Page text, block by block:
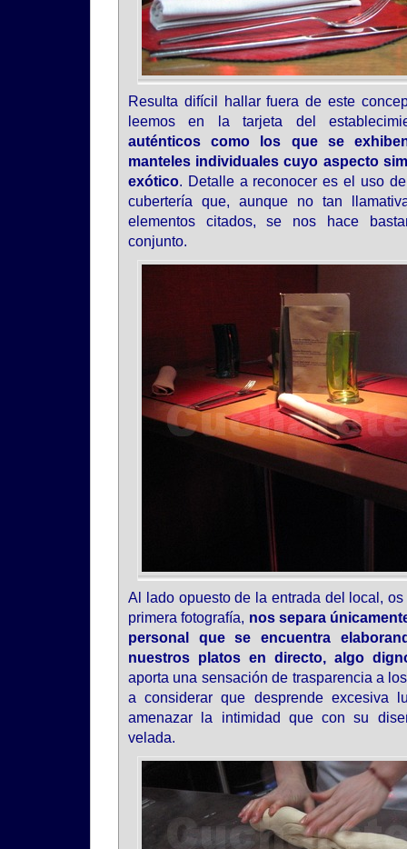
Resulta difícil hallar fuera de este
leemos en la tarjeta del
auténticos como los que se
manteles individuales cuyo aspecto
exótico. Detalle a reconocer es el uso
cubertería que, aunque no tan
elementos citados, se nos hace
conjunto.
Al lado opuesto de la entrada del local,
primera fotografía, nos separa
personal que se encuentra
nuestros platos en directo, algo
aporta una sensación de trasparencia a
a considerar que desprende excesiva
amenazar la intimidad que con su
velada.